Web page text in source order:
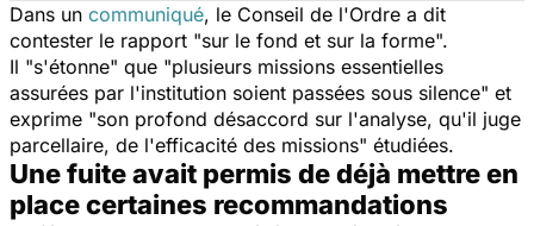
Dans un communiqué, le Conseil de l'Ordre a dit
contester le rapport "sur le fond et sur la forme".
Il "s'étonne" que "plusieurs missions essentielles
assurées par l'institution soient passées sous silence" et
exprime "son profond désaccord sur l'analyse, qu'il juge
parcellaire, de l'efficacité des missions" étudiées.
Une fuite avait permis de déjà mettre en
place certaines recommandations